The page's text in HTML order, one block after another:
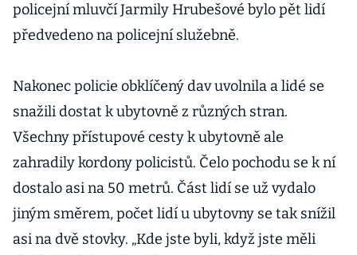
policejní mluvčí Jarmily Hrubešové bylo pět lidí
předvedeno na policejní služebně.
Nakonec policie obklíčený dav uvolnila a lidé se
snažili dostat k ubytovně z různých stran.
Všechny přístupové cesty k ubytovně ale
zahradily kordony policistů. Čelo pochodu se k ní
dostalo asi na 50 metrů. Část lidí se už vydalo
jiným směrem, počet lidí u ubytovny se tak snížil
asi na dvě stovky. „Kde jste byli, když jste měli